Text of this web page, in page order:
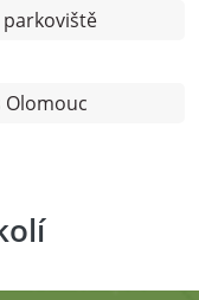
parkoviště
Olomouc